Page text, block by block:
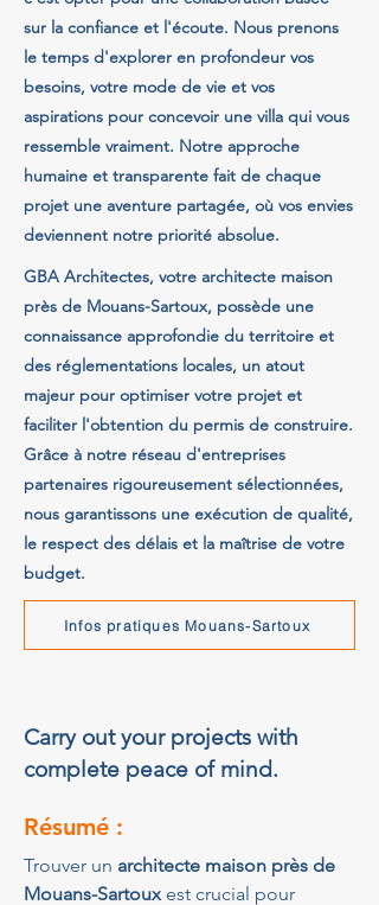
sur la confiance et l'écoute. Nous prenons
le temps d'explorer en profondeur vos
besoins, votre mode de vie et vos
aspirations pour concevoir une villa qui vous
ressemble vraiment. Notre approche
humaine et transparente fait de chaque
projet une aventure partagée, où vos envies
deviennent notre priorité absolue.
GBA Architectes, votre architecte maison
près de Mouans-Sartoux, possède une
connaissance approfondie du territoire et
des réglementations locales, un atout
majeur pour optimiser votre projet et
faciliter l'obtention du permis de construire.
Grâce à notre réseau d'entreprises
partenaires rigoureusement sélectionnées,
nous garantissons une exécution de qualité,
le respect des délais et la maîtrise de votre
budget.
Infos pratiques Mouans-Sartoux
Carry out your projects with
complete peace of mind.
Résumé :
Trouver un architecte maison près de
Mouans-Sartoux est crucial pour